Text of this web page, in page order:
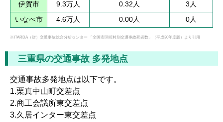
伊賀市 9.3万人 0.32人 3人
いなべ市 4.6万人 0.00人 0人
※ITARDA（財）交通事故総合分析センター 「全国市区町村別交通事故死者数」（平成30年度版）より引用
三重県の交通事故 多発地点
交通事故多発地点は以下です。
1.栗真中山町交差点
2.商工会議所東交差点
3.久居インター東交差点